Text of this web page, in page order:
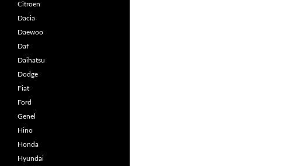
Citroen
Dacia
Daewoo
Daf
Daihatsu
Dodge
Fiat
Ford
Genel
Hino
Honda
Hyundai